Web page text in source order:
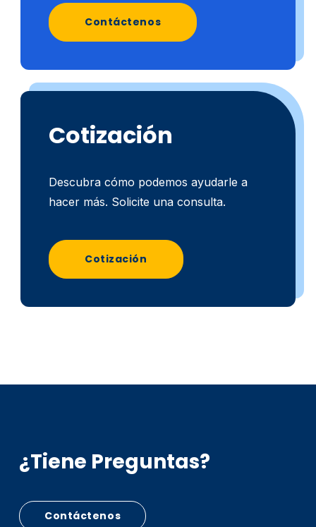
Contáctenos
Cotización
Descubra cómo podemos ayudarle a
hacer más. Solicite una consulta.
Cotización
¿Tiene Preguntas?
Contáctenos